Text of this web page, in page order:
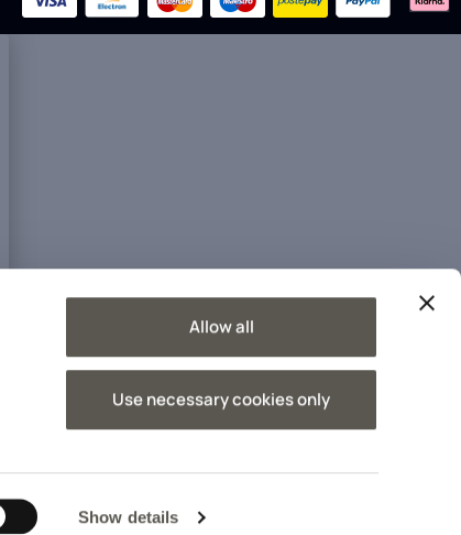
Show details
Allow all
Use necessary cookies only